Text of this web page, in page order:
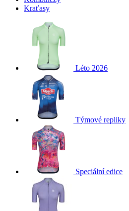
Kraťasy
Léto 2026
Týmové repliky
Speciální edice